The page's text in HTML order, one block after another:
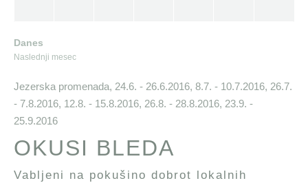
Danes
Naslednji mesec
Jezerska promenada, 24.6. - 26.6.2016, 8.7. - 10.7.2016, 26.7.
- 7.8.2016, 12.8. - 15.8.2016, 26.8. - 28.8.2016, 23.9. -
25.9.2016
OKUSI BLEDA
Vabljeni na pokušino dobrot lokalnih